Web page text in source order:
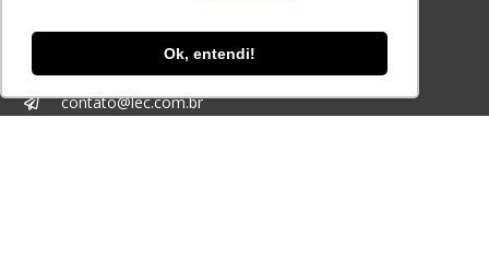
Ok, entendi!
+55 11 3259-2837
contato@lec.com.br